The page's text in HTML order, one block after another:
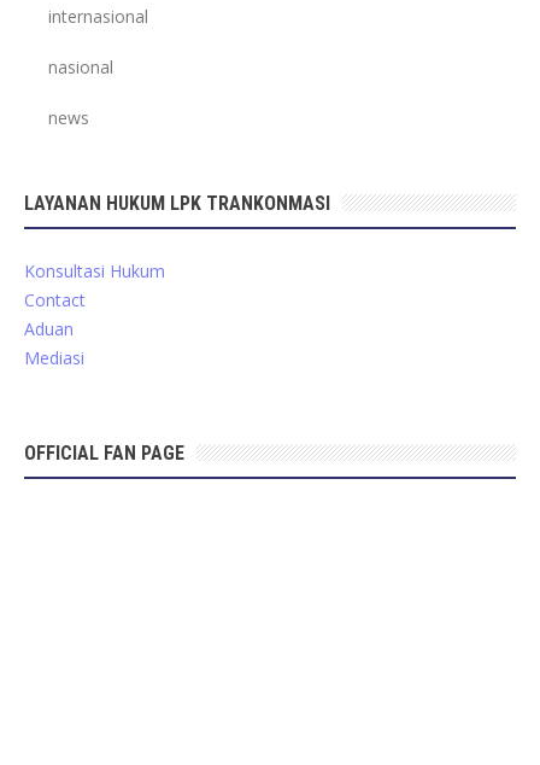
internasional
nasional
news
LAYANAN HUKUM LPK TRANKONMASI
Konsultasi Hukum
Contact
Aduan
Mediasi
OFFICIAL FAN PAGE